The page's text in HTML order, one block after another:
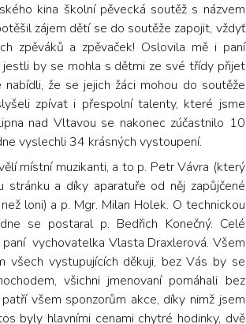
kina školní pěvecká soutěž s názvem
zájem dětí se do soutěže zapojit, vždyť
zpěváků a zpěvaček! Oslovila mě i paní
jestli by se mohla s dětmi ze své třídy přijet
že se jejich žáci mohou do soutěže
zpívat i přespolní talenty, které jsme
nad Vltavou se nakonec zúčastnilo 10
vyslechli 34 krásných vystoupení.
místní muzikanti, a to p. Petr Vávra (který
a díky aparatuře od něj zapůjčené
loni) a p. Mgr. Milan Holek. O technickou
se postaral p. Bedřich Konečný. Celé
vychovatelka Vlasta Draxlerová. Všem
všech vystupujících děkuji, bez Vás by se
všichni jmenovaní pomáhali bez
všem sponzorům akce, díky nimž jsem
byly hlavními cenami chytré hodinky, dvě